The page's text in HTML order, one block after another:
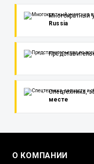
Многократный
Russia
Спецтехника,
месте
О КОМПАНИИ